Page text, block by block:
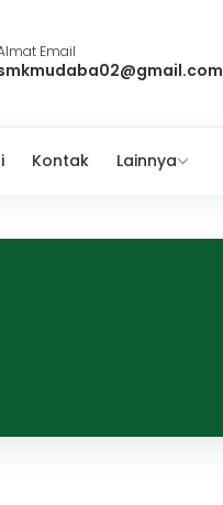
Email
Kontak Lainnya